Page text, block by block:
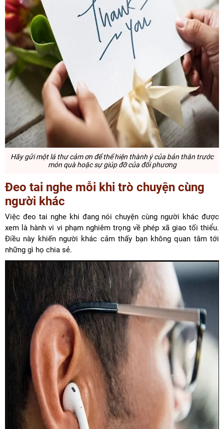
Hãy gửi một lá thư cảm ơn để thể hiện thành ý của bản thân trước
món quà hoặc sự giúp đỡ của đối phương
Đeo tai nghe mỗi khi trò chuyện cùng
người khác
Việc đeo tai nghe khi đang nói chuyện cùng người khác được
xem là hành vi vi phạm nghiêm trọng về phép xã giao tối thiểu.
Điều này khiến người khác cảm thấy bạn không quan tâm tới
những gì họ chia sẻ.